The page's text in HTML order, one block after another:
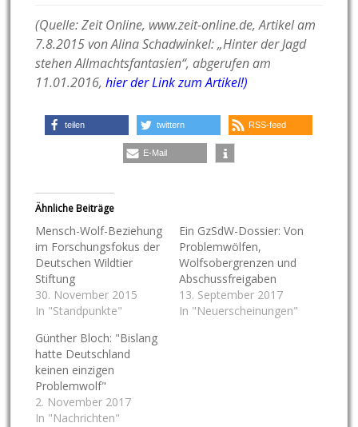
(Quelle: Zeit Online, www.zeit-online.de, Artikel am
7.8.2015 von Alina Schadwinkel: „Hinter der Jagd
stehen Allmachtsfantasien“, abgerufen am
11.01.2016, hier der Link zum Artikel!)
teilen twittern RSS-feed
E-Mail
Ähnliche Beiträge
Mensch-Wolf-Beziehung
im Forschungsfokus der
Deutschen Wildtier
Stiftung
30. November 2015
In "Standpunkte"
Ein GzSdW-Dossier: Von
Problemwölfen,
Wolfsobergrenzen und
Abschussfreigaben
13. September 2017
In "Neuerscheinungen"
Günther Bloch: "Bislang
hatte Deutschland
keinen einzigen
Problemwolf"
2. November 2017
In "Nachrichten"